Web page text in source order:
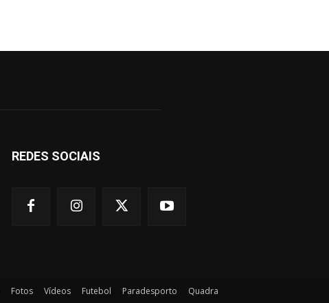
REDES SOCIAIS
Fotos Vídeos Futebol Paradesporto
Quadra